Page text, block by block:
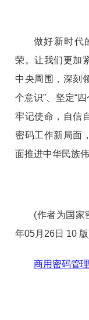
做好新时代
荣。让我们更加
中央周围，深刻
个意识”、坚定“
牢记使命，自信
密码工作新局面
面推进中华民族
(作者为国家
年05月26日 10
商用密码管